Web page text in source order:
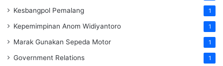
Kesbangpol Pemalang 1
Kepemimpinan Anom Widiyantoro 1
Marak Gunakan Sepeda Motor 1
Government Relations 1